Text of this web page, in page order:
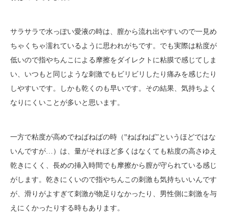
サラサラで水っぽい愛液の時は、膣から流れ出やすいので一見め
ちゃくちゃ濡れているように思われがちです。でも実際は粘度が
低いので指やちんこによる摩擦をダイレクトに粘膜で感じてしま
い、いつもと同じような刺激でもビリビリしたり痛みを感じたり
しやすいです。しかも乾くのも早いです。その結果、気持ちよく
なりにくいことが多いと思います。
一方で粘度が高めでねばねばの時（‟ねばねば”というほどではな
いんですが…）は、量がそれほど多くはなくても粘度の高さゆえ
乾きにくく、長めの挿入時間でも摩擦から膣が守られている感じ
がします。乾きにくいので指やちんこの刺激も気持ちいいんです
が、滑りがよすぎて刺激が物足りなかったり、男性側に刺激を与
えにくかったりする時もあります。